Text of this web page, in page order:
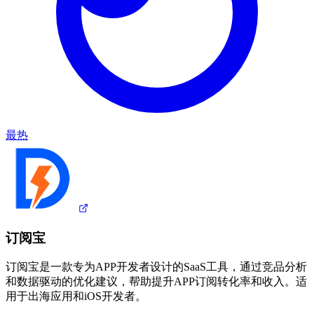
最热
订阅宝
订阅宝是一款专为APP开发者设计的SaaS工具，通过竞品分析
和数据驱动的优化建议，帮助提升APP订阅转化率和收入。适
用于出海应用和iOS开发者。